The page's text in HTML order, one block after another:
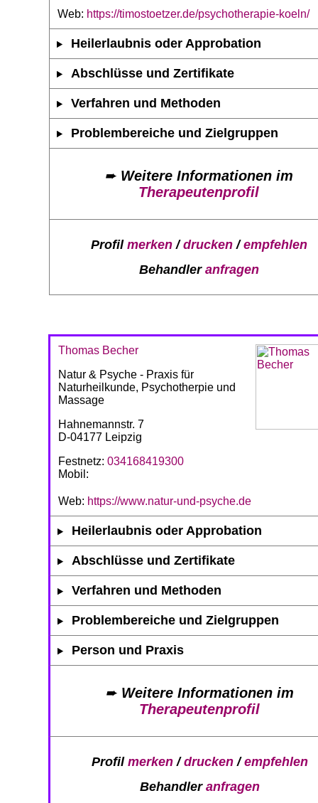
Web: https://timostoetzer.de/psychotherapie-koeln/
Heilerlaubnis oder Approbation
Abschlüsse und Zertifikate
Verfahren und Methoden
Problembereiche und Zielgruppen
➨ Weitere Informationen im
Therapeutenprofil
Profil merken/drucken/empfehlen
Behandler anfragen
Thomas Becher
Natur & Psyche - Praxis für
Naturheilkunde, Psychotherpie und
Massage
Hahnemannstr. 7
D-04177 Leipzig
Festnetz: 034168419300
Mobil:
Web: https://www.natur-und-psyche.de
Heilerlaubnis oder Approbation
Abschlüsse und Zertifikate
Verfahren und Methoden
Problembereiche und Zielgruppen
Person und Praxis
➨ Weitere Informationen im
Therapeutenprofil
Profil merken/drucken/empfehlen
Behandler anfragen